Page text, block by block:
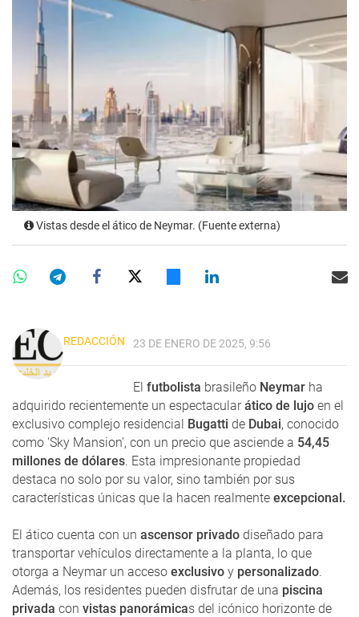
Vistas desde el ático de Neymar. (Fuente externa)
REDACCIÓN 23 DE ENERO DE 2025, 9:56
El futbolista brasileño Neymar ha
adquirido recientemente un espectacularático de lujo en el
exclusivo complejo residencial Bugatti de Dubai, conocido
como 'Sky Mansion', con un precio que asciende a 54,45
millones de dólares. Esta impresionante propiedad
destaca no solo por su valor, sino también por sus
características únicas que la hacen realmente excepcional.
El ático cuenta con un ascensor privado diseñado para
transportar vehículos directamente a la planta, lo que
otorga a Neymar un acceso exclusivo y personalizado.
Además, los residentes pueden disfrutar de una piscina
privada con vistas panorámicas del icónico horizonte de